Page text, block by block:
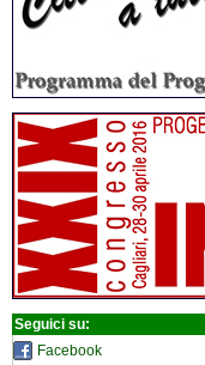
Seguici su:
Facebook